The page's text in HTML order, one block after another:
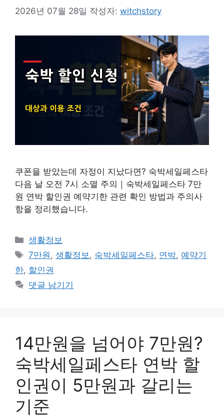
2026년 07월 28일 작성자: witchstory
쿠폰을 받았는데 자정이 지났다면? 숙박세일페스타
다음 날 오전 7시 소멸 주의｜숙박세일페스타 7만
원 연박 할인권 예약기한 관련 확인 방법과 주의사
항을 정리했습니다.
카
테
리
생활정보
태
그
7만원 ,생활정보 , 숙박세일페스타, 연박, 예약기
한, 할인권
댓글 남기기
14만원을 넘어야 7만원?
숙박세일페스타 연박 할
인권이 5만원과 갈리는
기준